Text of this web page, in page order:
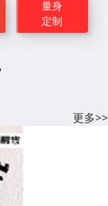
量身
定制
更多>>
竖版）